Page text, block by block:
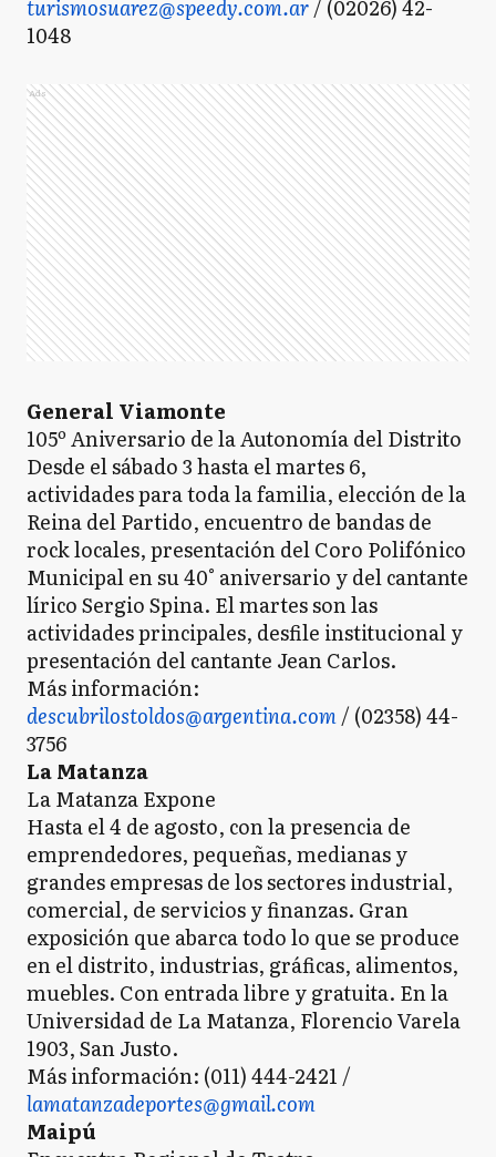
turismosuarez@speedy.com.ar/ (02026) 42-
1048
Ads
General Viamonte
105º Aniversario de la Autonomía del Distrito
Desde el sábado 3 hasta el martes 6,
actividades para toda la familia, elección de la
Reina del Partido, encuentro de bandas de
rock locales, presentación del Coro Polifónico
Municipal en su 40° aniversario y del cantante
lírico Sergio Spina. El martes son las
actividades principales, desfile institucional y
presentación del cantante Jean Carlos.
Más información:
descubrilostoldos@argentina.com/ (02358) 44-
3756
La Matanza
La Matanza Expone
Hasta el 4 de agosto, con la presencia de
emprendedores, pequeñas, medianas y
grandes empresas de los sectores industrial,
comercial, de servicios y finanzas. Gran
exposición que abarca todo lo que se produce
en el distrito, industrias, gráficas, alimentos,
muebles. Con entrada libre y gratuita. En la
Universidad de La Matanza, Florencio Varela
1903, San Justo.
Más información: (011) 444-2421 /
lamatanzadeportes@gmail.com
Maipú